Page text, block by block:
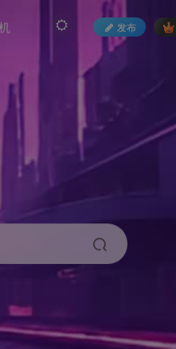
发布